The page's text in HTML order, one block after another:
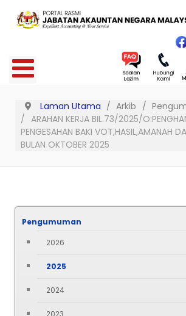
Laman Utama Arkib
ARAHAN KERJA BIL.73/2025/
PENGESAHAN BAKI VOT,HASIL,AMANAH
BULAN OKTOBER 2025
Pengumuman
2026
2025
2024